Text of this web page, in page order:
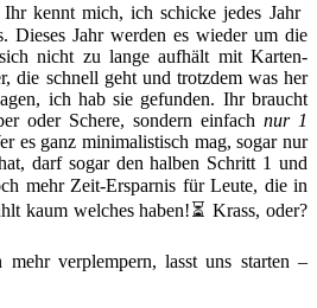
kennt mich, ich schicke jedes Jahr
Dieses Jahr werden es wieder um die
nicht zu lange aufhält mit Karten-
die schnell geht und trotzdem was her
ich hab sie gefunden. Ihr braucht
oder Schere, sondern einfach nur 1
es ganz minimalistisch mag, sogar nur
darf sogar den halben Schritt 1 und
mehr Zeit-Ersparnis für Leute, die in
kaum welches haben!⏳ Krass, oder?
verplempern, lasst uns starten –